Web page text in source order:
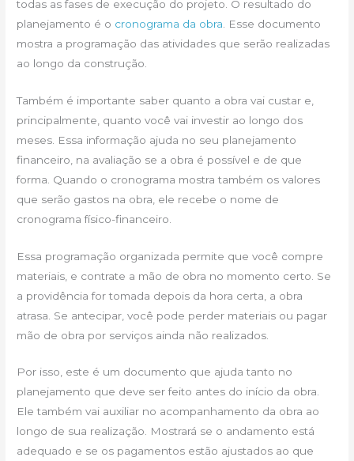
todas as fases de execução do projeto. O resultado do
planejamento é o cronograma da obra . Esse documento
mostra a programação das atividades que serão realizadas
ao longo da construção.
Também é importante saber quanto a obra vai custar e,
principalmente, quanto você vai investir ao longo dos
meses. Essa informação ajuda no seu planejamento
financeiro, na avaliação se a obra é possível e de que
forma. Quando o cronograma mostra também os valores
que serão gastos na obra, ele recebe o nome de
cronograma físico-financeiro.
Essa programação organizada permite que você compre
materiais, e contrate a mão de obra no momento certo. Se
a providência for tomada depois da hora certa, a obra
atrasa. Se antecipar, você pode perder materiais ou pagar
mão de obra por serviços ainda não realizados.
Por isso, este é um documento que ajuda tanto no
planejamento que deve ser feito antes do início da obra.
Ele também vai auxiliar no acompanhamento da obra ao
longo de sua realização. Mostrará se o andamento está
adequado e se os pagamentos estão ajustados ao que